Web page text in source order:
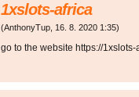
1xslots-africa
(AnthonyTup 16. 8. 2020 1:35)
go to the website https://1xslots-